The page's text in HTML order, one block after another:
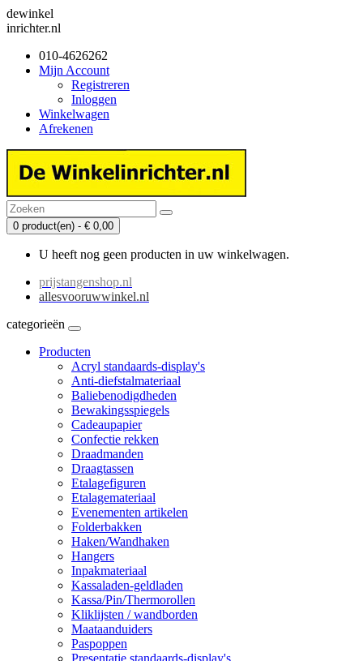
dewinkel
inrichter.nl
010-4626262
Mijn Account
Registreren
Inloggen
Winkelwagen
Afrekenen
0 product(en) - € 0,00
U heeft nog geen producten in uw winkelwagen.
prijstangenshop.nl
allesvooruwwinkel.nl
categorieën
Producten
Acryl standaards-display's
Anti-diefstalmateriaal
Baliebenodigdheden
Bewakingsspiegels
Cadeaupapier
Confectie rekken
Draadmanden
Draagtassen
Etalagefiguren
Etalagemateriaal
Evenementen artikelen
Folderbakken
Haken/Wandhaken
Hangers
Inpakmateriaal
Kassaladen-geldladen
Kassa/Pin/Thermorollen
Kliklijsten / wandborden
Maataanduiders
Paspoppen
Presentatie standaards-display's